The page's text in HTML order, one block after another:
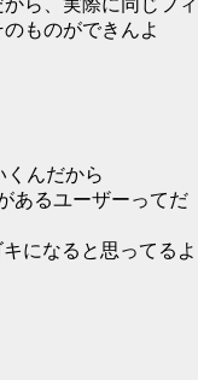
ら、実際に同じフィ
ものができんよ
んだから
あるユーザーってだ
になると思ってるよ